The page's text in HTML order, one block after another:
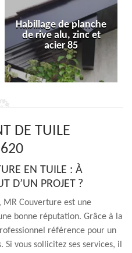
Habillage de planche
de rive alu, zinc et
acier 85
DE TUILE
EN TUILE : À
D’UN PROJET ?
MR Couverture est une
bonne réputation. Grâce à la
référence pour un
vous sollicitez ses services, il